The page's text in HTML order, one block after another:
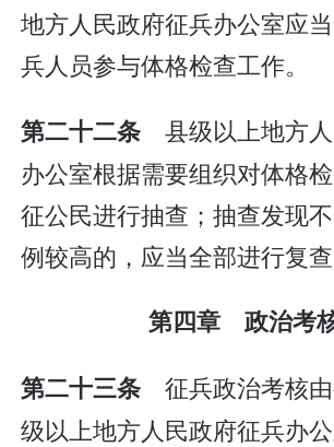
地方人民政府征兵办公室应
兵人员参与体格检查工作。
第二十二条 县级以上地方
办公室根据需要组织对体格
征公民进行抽查；抽查发现
例较高的，应当全部进行复查
第四章 政治考
第二十三条 征兵政治考核
级以上地方人民政府征兵办